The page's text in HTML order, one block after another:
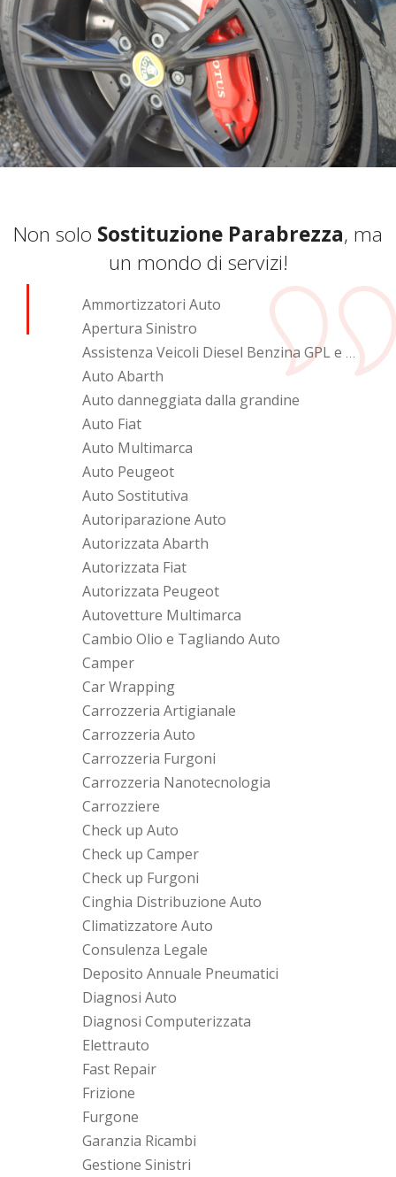
Non solo Sostituzione Parabrezza, ma
un mondo di servizi!
Ammortizzatori Auto
Apertura Sinistro
Assistenza Veicoli Diesel Benzina GPL e Metano
Auto Abarth
Auto danneggiata dalla grandine
Auto Fiat
Auto Multimarca
Auto Peugeot
Auto Sostitutiva
Autoriparazione Auto
Autorizzata Abarth
Autorizzata Fiat
Autorizzata Peugeot
Autovetture Multimarca
Cambio Olio e Tagliando Auto
Camper
Car Wrapping
Carrozzeria Artigianale
Carrozzeria Auto
Carrozzeria Furgoni
Carrozzeria Nanotecnologia
Carrozziere
Check up Auto
Check up Camper
Check up Furgoni
Cinghia Distribuzione Auto
Climatizzatore Auto
Consulenza Legale
Deposito Annuale Pneumatici
Diagnosi Auto
Diagnosi Computerizzata
Elettrauto
Fast Repair
Frizione
Furgone
Garanzia Ricambi
Gestione Sinistri